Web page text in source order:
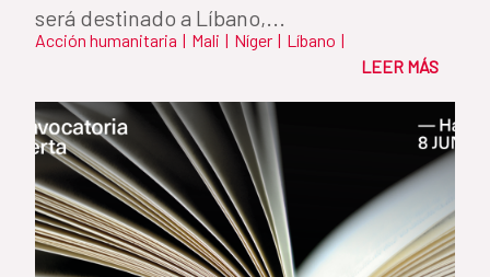
será destinado a Líbano,...
Acción humanitaria | Mali | Níger | Líbano |
LEER MÁS